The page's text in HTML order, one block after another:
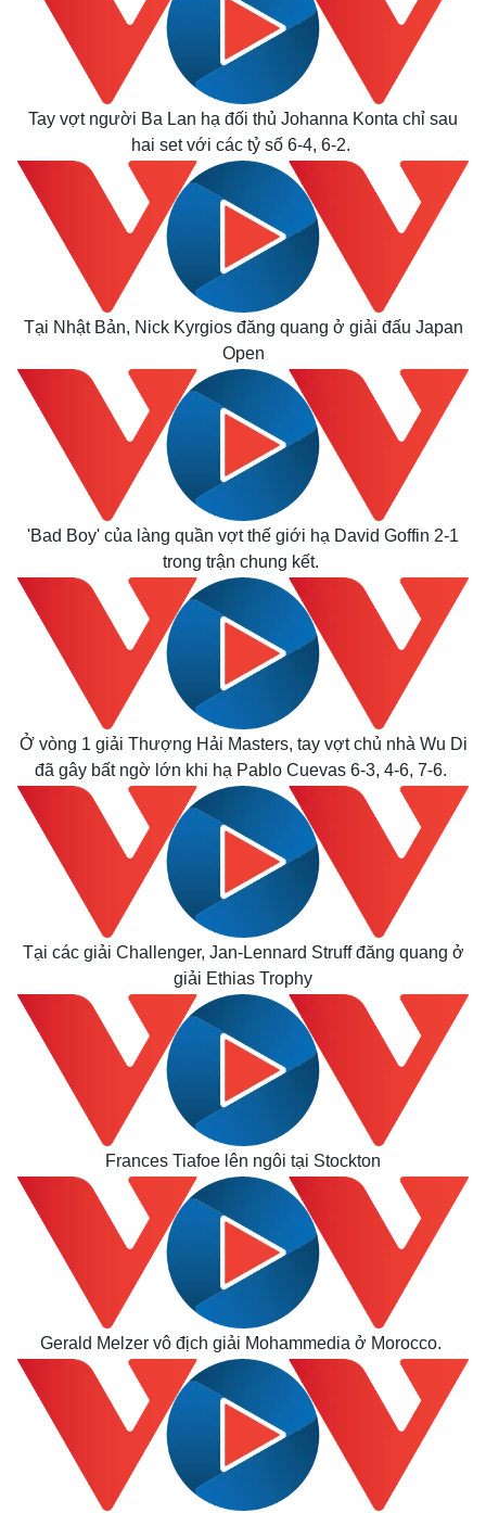
Thế giới
Quan sát
Cuộc sống đó đây
Multimedia
E-Magazine
Infographic
Tay vợt người Ba Lan hạ đối thủ Johanna Konta chỉ sau
hai set với các tỷ số 6-4, 6-2.
Tại Nhật Bản, Nick Kyrgios đăng quang ở giải đấu Japan
Open
'Bad Boy' của làng quần vợt thế giới hạ David Goffin 2-1
trong trận chung kết.
Ở vòng 1 giải Thượng Hải Masters, tay vợt chủ nhà Wu Di
đã gây bất ngờ lớn khi hạ Pablo Cuevas 6-3, 4-6, 7-6.
Tại các giải Challenger, Jan-Lennard Struff đăng quang ở
giải Ethias Trophy
Frances Tiafoe lên ngôi tại Stockton
Gerald Melzer vô địch giải Mohammedia ở Morocco.